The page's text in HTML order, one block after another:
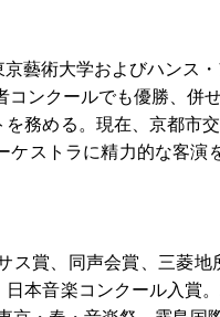
藝術大学およびハンス
ンクールでも優勝、
務める。現在、京都
ストラに精力的な客
賞、同声会賞、三菱
本音楽コンクール入